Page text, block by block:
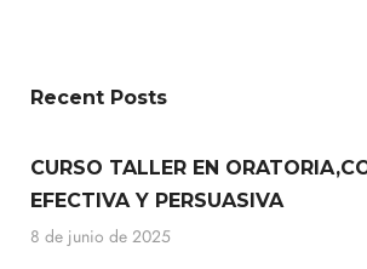
Recent Posts
CURSO TALLER EN
EFECTIVA Y PERSUASIVA
8 de junio de 2025